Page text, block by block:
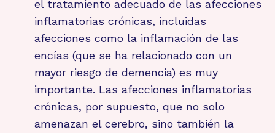
el tratamiento adecuado de las afecciones
inflamatorias crónicas, incluidas
afecciones como la inflamación de las
encías (que se ha relacionado con un
mayor riesgo de demencia) es muy
importante. Las afecciones inflamatorias
crónicas, por supuesto, que no solo
amenazan el cerebro, sino también la